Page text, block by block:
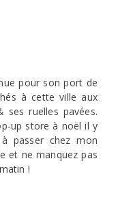
pour son port de
à cette ville aux
ses ruelles pavées.
up store à noël il y
passer chez mon
et ne manquez pas
!